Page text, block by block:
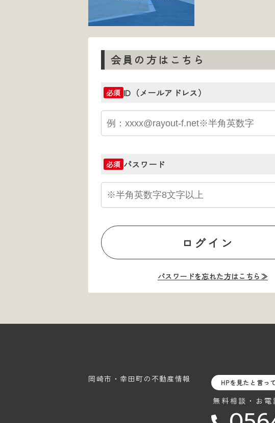
会員の方はこちら
必須 ID（メールアドレス）
必須 パスワード
ログイン
パスワードを忘れた方はこちら≫
岡崎市・幸田町の不動産情報 HPを見たと言っ
無料相談・お電